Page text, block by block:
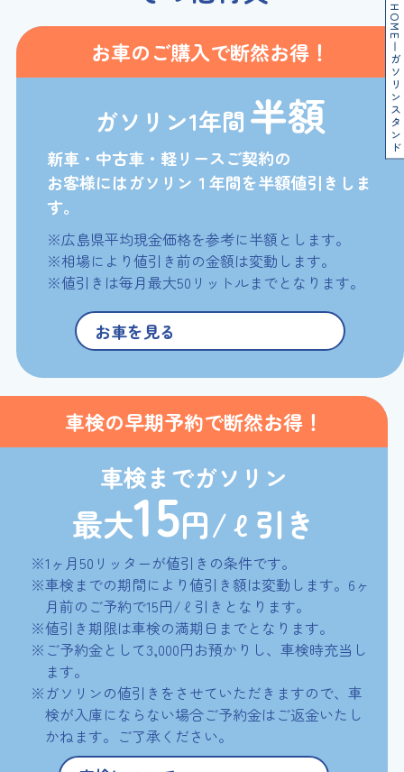
HOME
ガソリンスタンド
お車のご購入で断然お得！
ガソリン1年間 半額
新車・中古車・軽リースご契約の
お客様にはガソリン１年間を半額値引きしま
す。
※広島県平均現金価格を参考に半額とします。
※相場により値引き前の金額は変動します。
※値引きは毎月最大50リットルまでとなります。
お車を見る
車検の早期予約で断然お得！
車検までガソリン
最大15円/ℓ引き
※1ヶ月50リッターが値引きの条件です。
※車検までの期間により値引き額は変動します。6ヶ
月前のご予約で15円/ℓ引きとなります。
※値引き期限は車検の満期日までとなります。
※ご予約金として3,000円お預かりし、車検時充当し
ます。
※ガソリンの値引きをさせていただきますので、車
検が入庫にならない場合ご予約金はご返金いたし
かねます。ご了承ください。